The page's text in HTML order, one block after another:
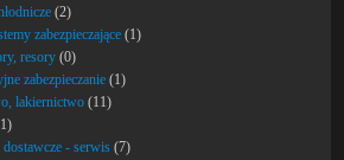
(2)
zabezpieczające (1)
resory (0)
zabezpieczanie (1)
lakiernictwo (11)
- serwis (7)